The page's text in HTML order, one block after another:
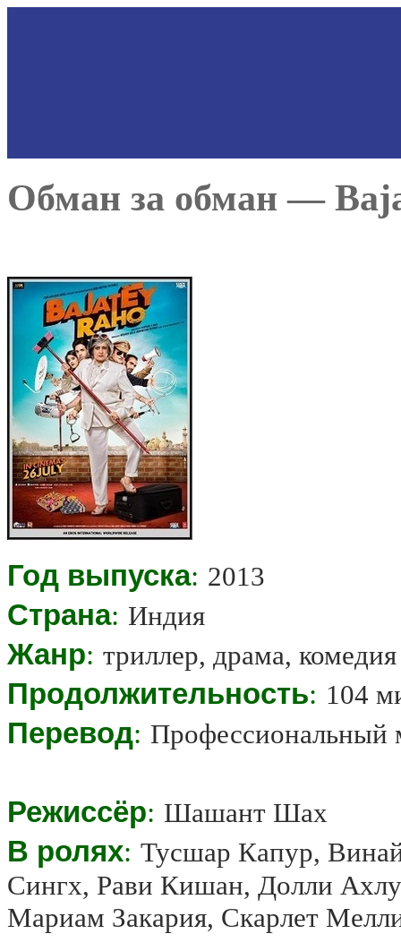
Обман за обман —
Год выпуска: 2013
Страна: Индия
Жанр: триллер, драма, комедия
Продолжительность: 104
Перевод: Профессиональный
Режиссёр: Шашант Шах
В ролях: Тусшар Капур,
Сингх, Рави Кишан, Долли
Мариам Закария, Скарлет